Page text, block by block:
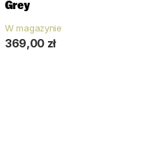
Grey
W magazynie
369,00 zł